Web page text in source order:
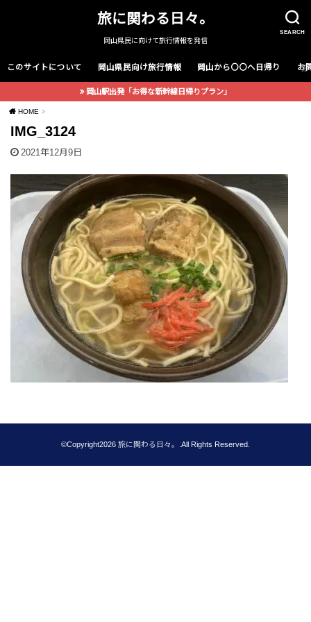
SEARCH
旅に関わる日々。
岡山県民に向けて旅行情報を発信
このサイトについて 岡山県民向け旅行情報 岡山から〇〇へ日帰り お
岡山駅出発「お得な新幹線日帰りプラン」
HOME
IMG_3124
2021年12月9日
©Copyright2026 旅に関わる日々。 .All Rights Reserved.